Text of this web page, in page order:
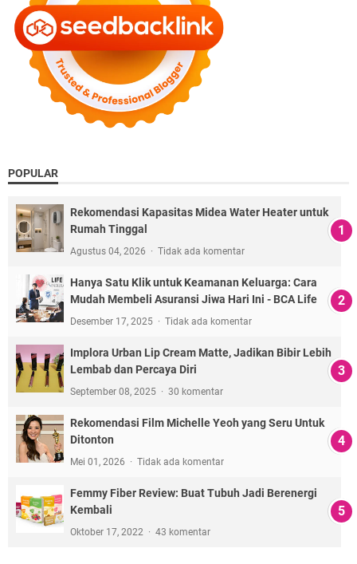
POPULAR
Rekomendasi Kapasitas Midea Water Heater untuk
Rumah Tinggal
Agustus 04, 2026 Tidak ada komentar
Hanya Satu Klik untuk Keamanan Keluarga: Cara
Mudah Membeli Asuransi Jiwa Hari Ini - BCA Life
Desember 17, 2025 Tidak ada komentar
Implora Urban Lip Cream Matte, Jadikan Bibir Lebih
Lembab dan Percaya Diri
September 08, 2025 30 komentar
Rekomendasi Film Michelle Yeoh yang Seru Untuk
Ditonton
Mei 01, 2026 Tidak ada komentar
Femmy Fiber Review: Buat Tubuh Jadi Berenergi
Kembali
Oktober 17, 2022 43 komentar